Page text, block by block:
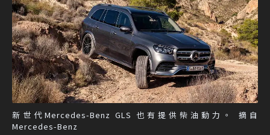
新世代Mercedes-Benz GLS 也有提供柴油動力。 摘自
Mercedes-Benz